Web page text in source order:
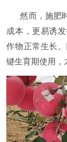
然而，施肥
成本，更易诱
作物正常生长
键生育期使用，